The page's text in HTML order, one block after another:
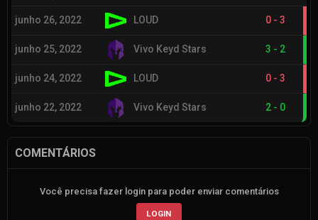
junho 26, 2022 LOUD 0 - 3
junho 25, 2022 Vivo Keyd Stars 3 - 2
junho 24, 2022 LOUD 0 - 3
junho 22, 2022 Vivo Keyd Stars 2 - 0
COMENTÁRIOS
Você precisa fazer login para poder enviar comentários
LOGIN